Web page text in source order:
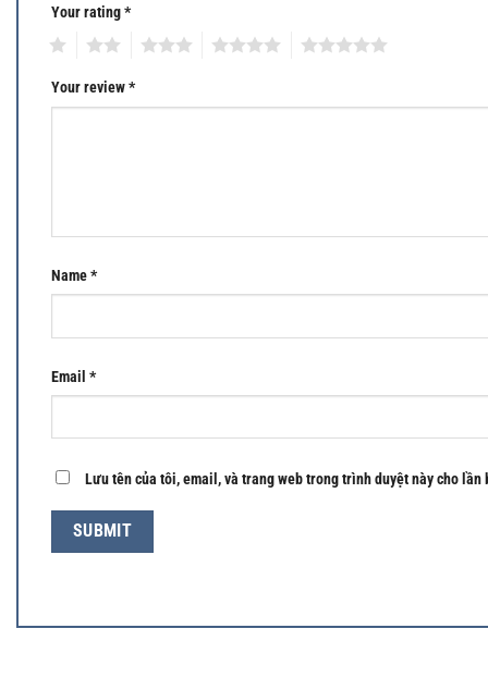
Your rating*
Your review*
Name*
Email *
Lưu tên của tôi, email, và trang web trong trình duyệt này cho